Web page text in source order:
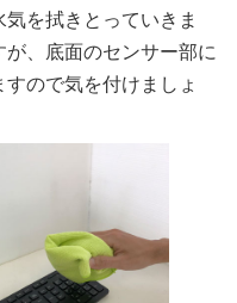
を拭きとっていきま
、底面のセンサー部に
ので気を付けましょ